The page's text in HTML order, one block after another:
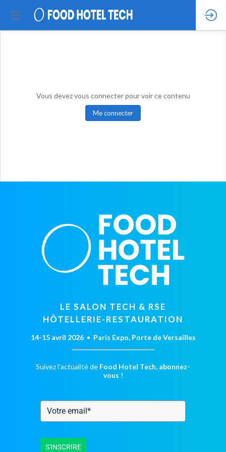
Vous devez vous connecter pour voir ce contenu
Me connecter
LE SALON TECH & RSE
HÔTELLERIE-RESTAURATION
14-15 avril 2026 • Paris Expo, Porte de Versailles
Suivez l'actualité de Food Hotel Tech, abonnez-
vous !
S'INSCRIRE